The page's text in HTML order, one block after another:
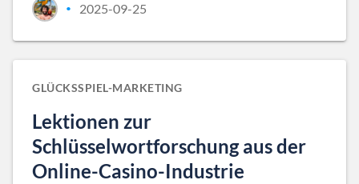
• 2025-09-25
GLÜCKSSPIEL-MARKETING
Lektionen zur
Schlüsselwortforschung aus der
Online-Casino-Industrie